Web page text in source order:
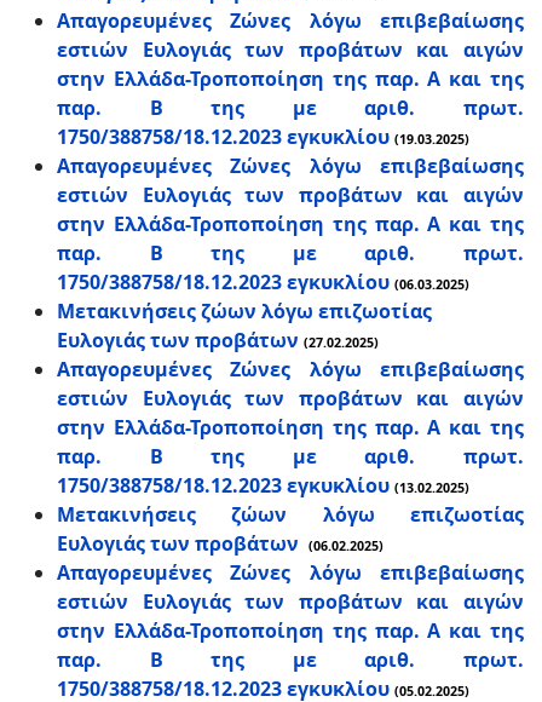
Απαγορευμένες Ζώνες λόγω επιβεβαίωσης
εστιών Ευλογιάς των προβάτων και αιγών
στην Ελλάδα-Τροποποίηση της παρ. Α και της
παρ. Β της με αριθ. πρωτ.
1750/388758/18.12.2023 εγκυκλίου (19.03.2025)
Απαγορευμένες Ζώνες λόγω επιβεβαίωσης
εστιών Ευλογιάς των προβάτων και αιγών
στην Ελλάδα-Τροποποίηση της παρ. Α και της
παρ. Β της με αριθ. πρωτ.
1750/388758/18.12.2023 εγκυκλίου (06.03.2025)
Μετακινήσεις ζώων λόγω επιζωοτίας
Ευλογιάς των προβάτων (27.02.2025)
Απαγορευμένες Ζώνες λόγω επιβεβαίωσης
εστιών Ευλογιάς των προβάτων και αιγών
στην Ελλάδα-Τροποποίηση της παρ. Α και της
παρ. Β της με αριθ. πρωτ.
1750/388758/18.12.2023 εγκυκλίου (13.02.2025)
Μετακινήσεις ζώων λόγω επιζωοτίας
Ευλογιάς των προβάτων
(06.02.2025)
Απαγορευμένες Ζώνες λόγω επιβεβαίωσης
εστιών Ευλογιάς των προβάτων και αιγών
στην Ελλάδα-Τροποποίηση της παρ. Α και της
παρ. Β της με αριθ. πρωτ.
1750/388758/18.12.2023 εγκυκλίου (05.02.2025)